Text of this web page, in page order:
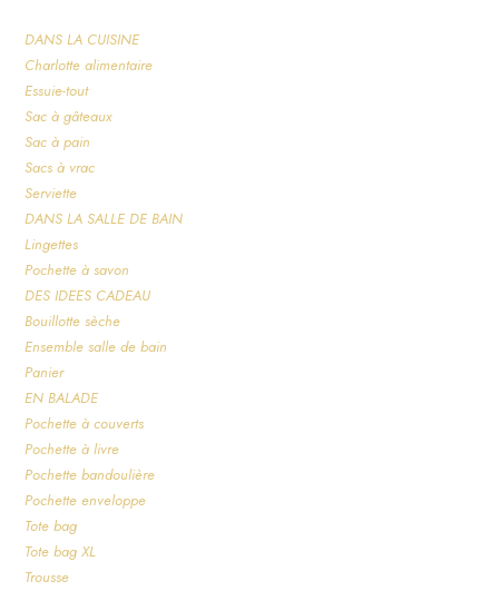
DANS LA CUISINE
Charlotte alimentaire
Essuie-tout
Sac à gâteaux
Sac à pain
Sacs à vrac
Serviette
DANS LA SALLE DE BAIN
Lingettes
Pochette à savon
DES IDEES CADEAU
Bouillotte sèche
Ensemble salle de bain
Panier
EN BALADE
Pochette à couverts
Pochette à livre
Pochette bandoulière
Pochette enveloppe
Tote bag
Tote bag XL
Trousse